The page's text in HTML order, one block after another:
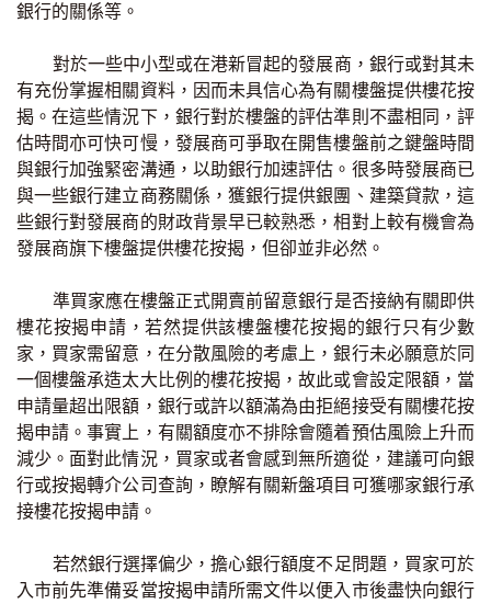
供款年期計算
工商舖按揭計算
印花稅計算
免費物業估價
下載中心
按揭全面睇
新聞/研究
公司動態
按市新聞
統計數據庫
按揭快趣智識
銀行的關係等。
對於一些中小型或在港新冒起的發展商，銀行或對其未
有充份掌握相關資料，因而未具信心為有關樓盤提供樓花按
揭。在這些情況下，銀行對於樓盤的評估準則不盡相同，評
估時間亦可快可慢，發展商可爭取在開售樓盤前之鍵盤時間
與銀行加強緊密溝通，以助銀行加速評估。很多時發展商已
與一些銀行建立商務關係，獲銀行提供銀團、建築貸款，這
些銀行對發展商的財政背景早已較熟悉，相對上較有機會為
發展商旗下樓盤提供樓花按揭，但卻並非必然。
準買家應在樓盤正式開賣前留意銀行是否接納有關即供
樓花按揭申請，若然提供該樓盤樓花按揭的銀行只有少數
家，買家需留意，在分散風險的考慮上，銀行未必願意於同
一個樓盤承造太大比例的樓花按揭，故此或會設定限額，當
申請量超出限額，銀行或許以額滿為由拒絕接受有關樓花按
揭申請。事實上，有關額度亦不排除會隨着預估風險上升而
減少。面對此情況，買家或者會感到無所適從，建議可向銀
行或按揭轉介公司查詢，瞭解有關新盤項目可獲哪家銀行承
接樓花按揭申請。
若然銀行選擇偏少，擔心銀行額度不足問題，買家可於
入市前先準備妥當按揭申請所需文件以便入市後盡快向銀行